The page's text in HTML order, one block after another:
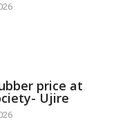
price at
Ujire